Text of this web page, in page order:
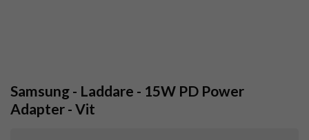
Samsung - Laddare - 15W PD Power
Adapter - Vit